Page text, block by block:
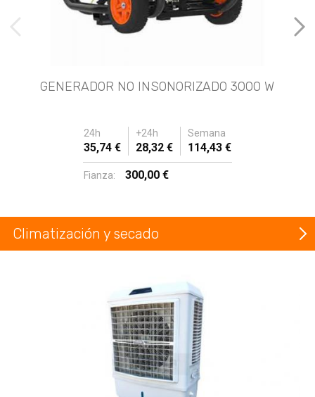
GENERADOR NO INSONORIZADO 3000 W
24h +24h Semana
35,74 € 28,32 € 114,43 €
Fianza: 300,00 €
imágenes anteriores
Climatización y secado